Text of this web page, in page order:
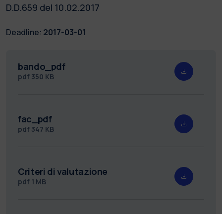
D.D.659 del 10.02.2017
Deadline: 2017-03-01
bando_pdf
pdf 350 KB
fac_pdf
pdf 347 KB
Criteri di valutazione
pdf 1 MB